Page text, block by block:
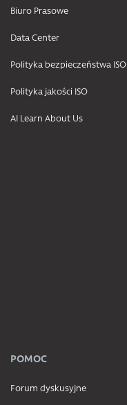
Biuro Prasowe
Data Center
Polityka bezpieczeństwa ISO
Polityka jakości ISO
AI Learn About Us
POMOC
Forum dyskusyjne